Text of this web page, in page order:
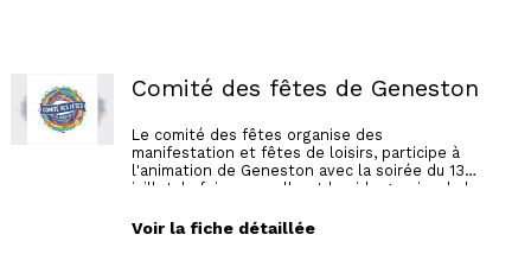
Comité des fêtes de Geneston
Le comité des fêtes organise des
manifestation et fêtes de loisirs, participe à
l'animation de Geneston avec la soirée du 13
juillet, la foire annuelle et le vide grenier de la
de matériel (stands, friteuse, percolateur) qui
Voir la fiche détaillée